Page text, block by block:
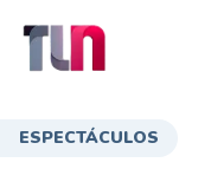
ESPECTÁCULOS